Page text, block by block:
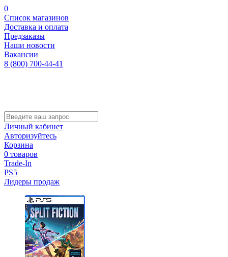
0
Список магазинов
Доставка и оплата
Предзаказы
Наши новости
Вакансии
8 (800) 700-44-41
Личный кабинет
Авторизуйтесь
Корзина
0 товаров
Trade-In
PS5
Лидеры продаж